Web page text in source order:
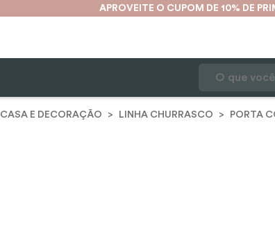
APROVEITE O CUPOM DE 10% DE
CASA E DECORAÇÃO LINHA CHURRASCO PORTA